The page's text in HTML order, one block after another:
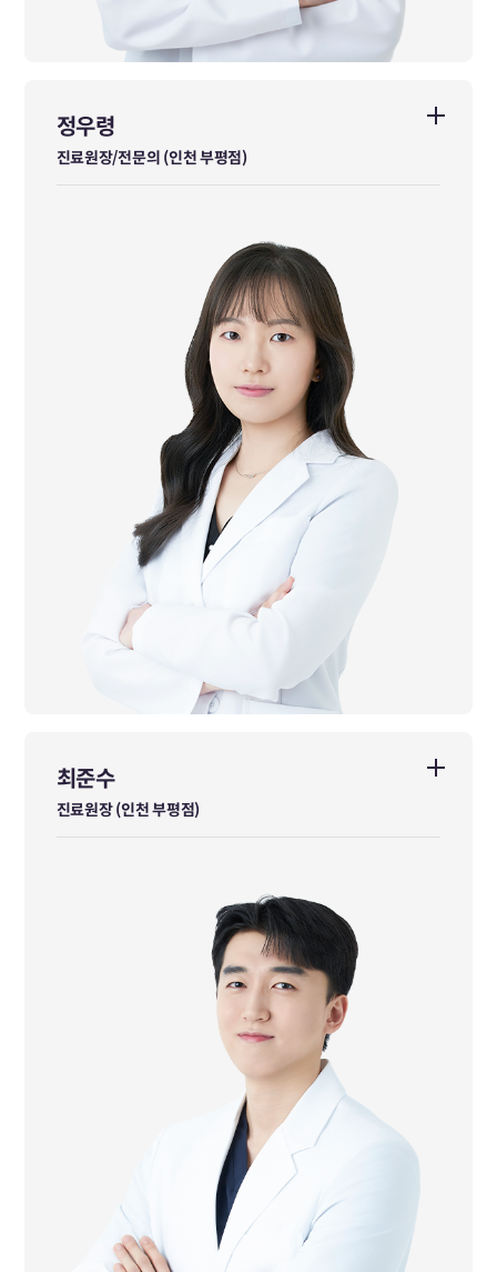
정우령
진료원장/전문의 (인천 부평점)
정우령
진료원장/전문의 (인천 부평점)
경희대학교 한의학과 학사 졸업
前 광동한방병원 일반수련의 수료
前 동국대학교 한방병원 전문수련의
최준수
진료원장 (인천 부평점)
최준수
진료원장 (인천 부평점)
前 암사바른한의원 진료원장
前 남창규한의원 진료원장
前 금사보건지소 진료과장
前 설악보건지소 지소장
공중보건 경기도 도지사 표창 수상
대한한의사협회 표창 수상
경기도청 역학조사관 연임